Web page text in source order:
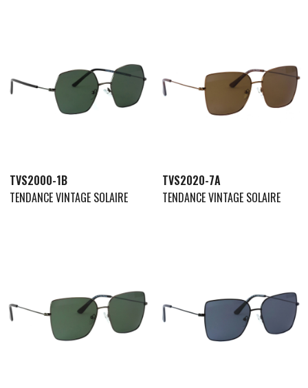
TVS2000-1B
TENDANCE VINTAGE SOLAIRE
TVS2020-7A
TENDANCE VINTAGE SOLAIRE